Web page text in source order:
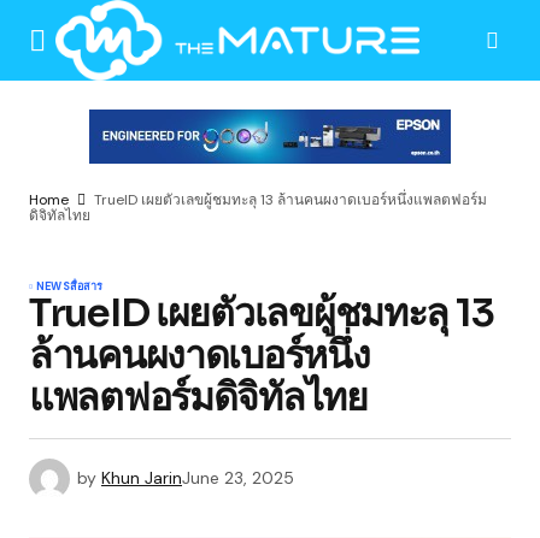
Home
TrueID เผยตัวเลขผู้ชมทะลุ 13 ล้านคนผงาดเบอร์หนึ่งแพลตฟอร์ม
ดิจิทัลไทย
NEWSสื่อสาร
TrueID เผยตัวเลขผู้ชมทะลุ 13
ล้านคนผงาดเบอร์หนึ่ง
แพลตฟอร์มดิจิทัลไทย
by Khun JarinJune 23, 2025